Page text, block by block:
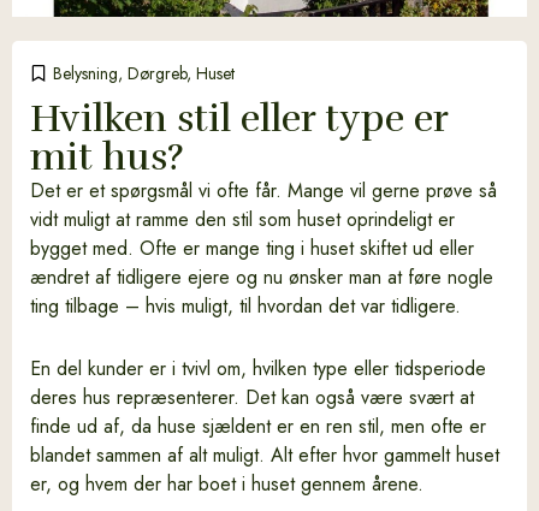
Belysning, Dørgreb, Huset
Hvilken stil eller type er
mit hus?
Det er et spørgsmål vi ofte får. Mange vil gerne prøve så
vidt muligt at ramme den stil som huset oprindeligt er
bygget med. Ofte er mange ting i huset skiftet ud eller
ændret af tidligere ejere og nu ønsker man at føre nogle
ting tilbage – hvis muligt, til hvordan det var tidligere.
En del kunder er i tvivl om, hvilken type eller tidsperiode
deres hus repræsenterer. Det kan også være svært at
finde ud af, da huse sjældent er en ren stil, men ofte er
blandet sammen af alt muligt. Alt efter hvor gammelt huset
er, og hvem der har boet i huset gennem årene.